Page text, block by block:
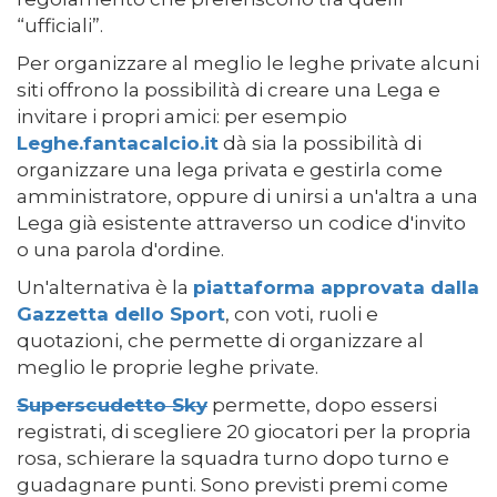
“ufficiali”.
Per organizzare al meglio le leghe private alcuni
siti offrono la possibilità di creare una Lega e
invitare i propri amici: per esempio
Leghe.fantacalcio.it dà sia la possibilità di
organizzare una lega privata e gestirla come
amministratore, oppure di unirsi a un'altra a una
Lega già esistente attraverso un codice d'invito
o una parola d'ordine.
Un'alternativa è la piattaforma approvata dalla
Gazzetta dello Sport, con voti, ruoli e
quotazioni, che permette di organizzare al
meglio le proprie leghe private.
Superscudetto Sky permette, dopo essersi
registrati, di scegliere 20 giocatori per la propria
rosa, schierare la squadra turno dopo turno e
guadagnare punti. Sono previsti premi come